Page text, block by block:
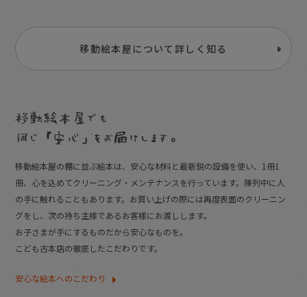
移動絵本屋について詳しく知る
移動絵本屋の棚に並ぶ絵本は、安心な材料と最新鋭の設備を使い、1冊1
冊、心を込めてクリーニング・メンテナンスを行っています。陳列中に人
の手に触れることもあります。お買い上げの際には再度表面のクリーニン
グをし、次の持ち主様であるお客様にお渡しします。
お子さまが手にするものだから安心なものを。
こども古本店の徹底したこだわりです。
安心な絵本へのこだわり